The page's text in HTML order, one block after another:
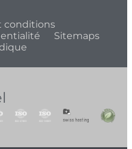
conditions
Sitemaps